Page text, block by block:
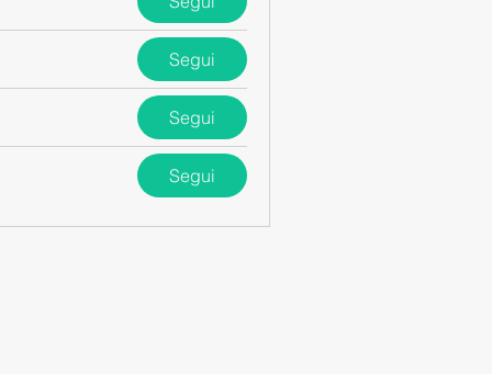
Segui
Segui
Segui